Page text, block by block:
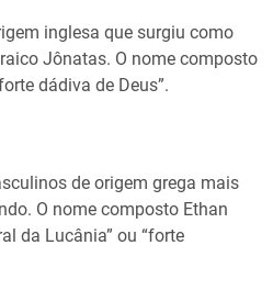
inglesa que surgiu como
Jônatas. O nome composto
dádiva de Deus”.
de origem grega mais
O nome composto Ethan
da Lucânia” ou “forte